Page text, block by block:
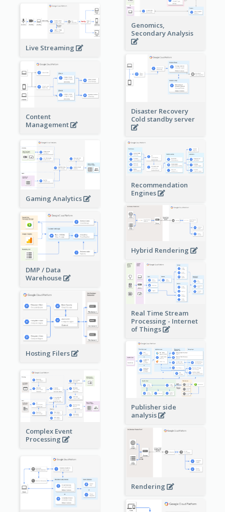
Genomics,
Secondary Analysis
Live Streaming
Disaster Recovery
Cold standby server
Content
Management
Gaming Analytics
Recommendation
Engines
Hybrid Rendering
DMP / Data
Warehouse
Real Time Stream
Processing - Internet
of Things
Hosting Filers
Publisher side
analysis
Complex Event
Processing
Rendering